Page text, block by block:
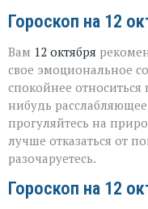
Гороскоп на 12
Вам 12 октября
свое эмоциональное
спокойнее
нибудь
прогуляйтесь на
лучше отказаться от
разочаруетесь.
Гороскоп на 12